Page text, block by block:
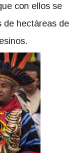
con ellos se
de hectáreas de